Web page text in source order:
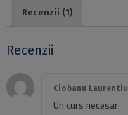
Recenzii (1)
Recenzii
Ciobanu Laurentiu
Un curs necesar